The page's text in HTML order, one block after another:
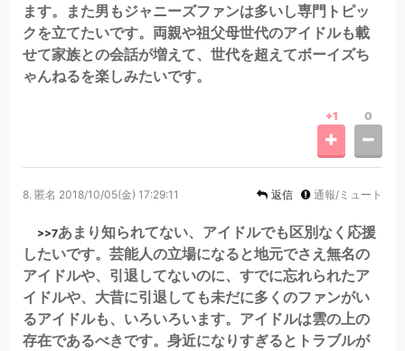
ます。また男もジャニーズファンは多いし専門トピッ
クを立てたいです。両親や祖父母世代のアイドルも載
せて家族との会話が増えて、世代を超えてボーイズち
ゃんねるを楽しみたいです。
+1 0
8. 匿名 2018/10/05(金) 17:29:11 返信 通報/ミュート
>>7あまり知られてない、アイドルでも区別なく応援
したいです。芸能人の立場になると地元でさえ無名の
アイドルや、引退してないのに、すでに忘れられたア
イドルや、大昔に引退しても未だに多くのファンがい
るアイドルも、いろいろいます。アイドルは雲の上の
存在であるべきです。身近になりすぎるとトラブルが